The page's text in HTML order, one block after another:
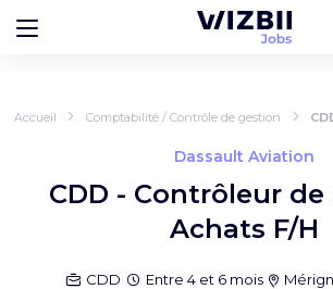
Accueil Comptabilité / Contrôle de gestion
Dassault Aviation
CDD - Contrôleur
Achats F/H
CDD Entre 4 et 6 mois